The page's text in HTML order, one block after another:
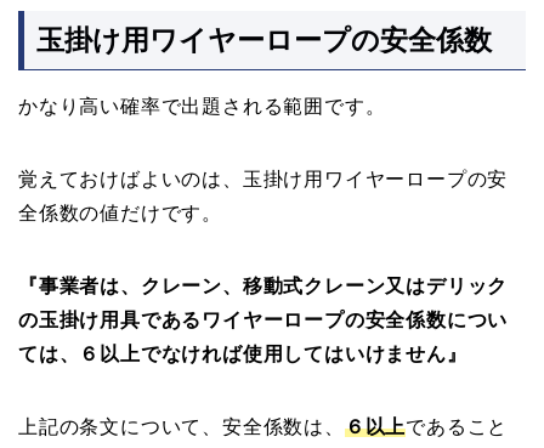
玉掛け用ワイヤーロープの安全係数
かなり高い確率で出題される範囲です。
覚えておけばよいのは、玉掛け用ワイヤーロープの安
全係数の値だけです。
『事業者は、クレーン、移動式クレーン又はデリック
の玉掛け用具であるワイヤーロープの安全係数につい
ては、６以上でなければ使用してはいけません』
上記の条文について、安全係数は、 ６以上であること